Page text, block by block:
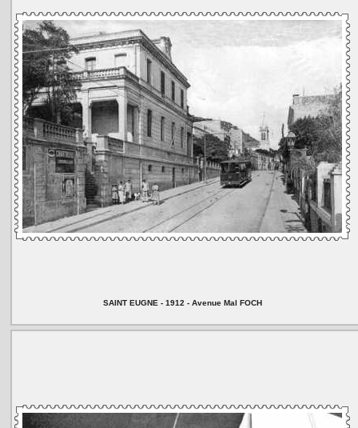
SAINT EUGNE - 1912 - Avenue Mal FOCH